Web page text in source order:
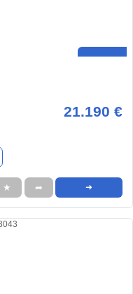
21.190 €
★ ➦ ➜